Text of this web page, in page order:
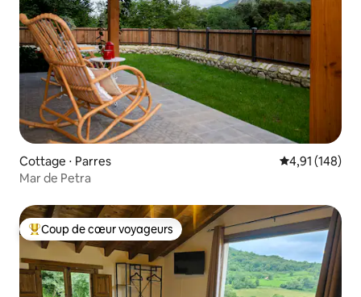
Cottage ⋅ Parres Évaluation
4,91 (148)
Mar de Petra
Coups de cœur voyageurs les plus appréciés
Coup de cœur voyageurs